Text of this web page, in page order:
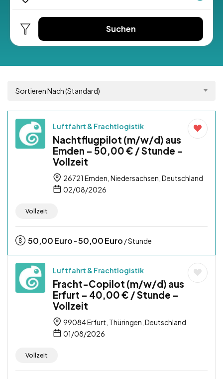
Suchen
Sortieren Nach (Standard)
Luftfahrt & Frachtlogistik
Nachtflugpilot (m/w/d) aus
Emden – 50,00 € / Stunde –
Vollzeit
26721 Emden, Niedersachsen, Deutschland
02/08/2026
Vollzeit
50,00Euro -50,00Euro / Stunde
Luftfahrt & Frachtlogistik
Fracht-Copilot (m/w/d) aus
Erfurt – 40,00 € / Stunde –
Vollzeit
99084 Erfurt, Thüringen, Deutschland
01/08/2026
Vollzeit